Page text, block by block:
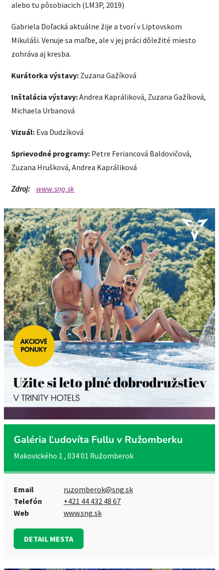
alebo tu pôsobiacich (LM3P, 2019)
Gabriela Doľacká aktuálne žije a tvorí v Liptovskom
Mikuláši. Venuje sa maľbe, ale v jej práci dôležité miesto
zohráva aj kresba.
Kurátorka výstavy: Zuzana Gažíková
Inštalácia výstavy:Andrea Kapráliková, Zuzana Gažíková,
Michaela Urbanová
Vizuál: Eva Dudzíková
Sprievodné programy: Petre Feriancová Baldovičová,
Zuzana Hrušková, Andrea Kapráliková
Zdroj: www.sng.sk
Galéria Ľudovíta Fullu v Ružomberku
Makovického 1 , 034 01 Ružomberok
Email
ruzomberok@sng.sk
Telefón
+421 44 432 48 67
Web
www.sng.sk
DETAIL MESTA